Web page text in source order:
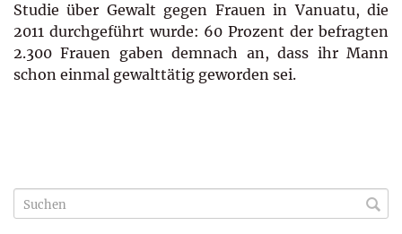
Studie über Gewalt gegen Frauen in Vanuatu, die
2011 durchgeführt wurde: 60 Prozent der befragten
2.300 Frauen gaben demnach an, dass ihr Mann
schon einmal ge­walttätig geworden sei.